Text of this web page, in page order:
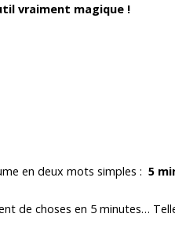
vraiment magique !
en deux mots simples : 5
de choses en 5 minutes…